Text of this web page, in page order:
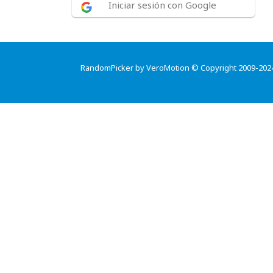
Iniciar sesión con Google
RandomPicker by VeroMotion © Copyright 2009-